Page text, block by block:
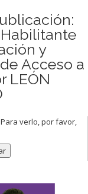
y
Acceso a
LEÓN
verlo, por favor,